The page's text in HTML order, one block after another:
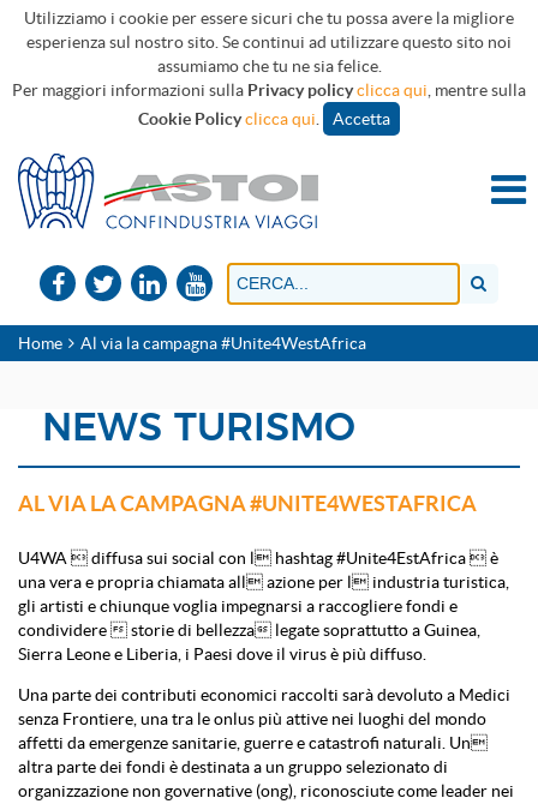
Utilizziamo i cookie per essere sicuri che tu possa avere la migliore
esperienza sul nostro sito. Se continui ad utilizzare questo sito noi
assumiamo che tu ne sia felice.
Per maggiori informazioni sulla Privacy policyclicca qui , mentre sulla
Cookie Policyclicca qui Accetta
Home Al via la campagna #Unite4WestAfrica
NEWS TURISMO
AL VIA LA CAMPAGNA #UNITE4WESTAFRICA
U4WA  diffusa sui social con l hashtag #Unite4EstAfrica  è
una vera e propria chiamata all azione per l industria turistica,
gli artisti e chiunque voglia impegnarsi a raccogliere fondi e
condividere  storie di bellezza legate soprattutto a Guinea,
Sierra Leone e Liberia, i Paesi dove il virus è più diffuso.
Una parte dei contributi economici raccolti sarà devoluto a Medici
senza Frontiere, una tra le onlus più attive nei luoghi del mondo
affetti da emergenze sanitarie, guerre e catastrofi naturali. Un
altra parte dei fondi è destinata a un gruppo selezionato di
organizzazione non governative (ong), riconosciute come leader nei